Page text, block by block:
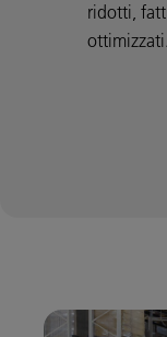
ridotti,
ottimizzati.